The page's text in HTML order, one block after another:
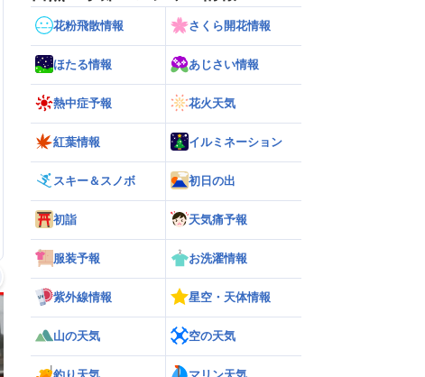
花粉飛散情報 さくら開花情報
ほたる情報 あじさい情報
熱中症予報 花火天気
紅葉情報 イルミネーション
スキー＆スノボ 初日の出
初詣 天気痛予報
服装予報 お洗濯情報
紫外線情報 星空・天体情報
山の天気 空の天気